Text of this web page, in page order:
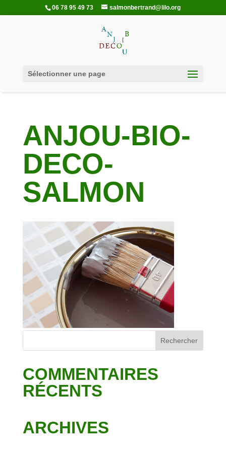
06 78 95 49 73 salmonbertrand@lilo.org
Sélectionner une page
ANJOU-BIO-
DECO-
SALMON
COMMENTAIRES
RÉCENTS
ARCHIVES